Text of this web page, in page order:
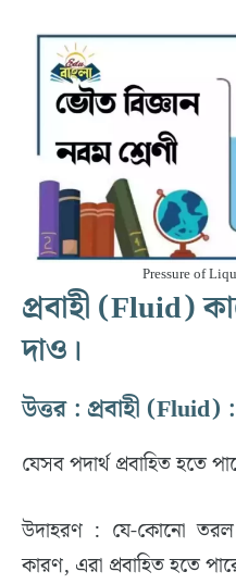
Pressure of
প্রবাহী (Fluid)
দাও।
উত্তর : প্রবাহী (Fluid) :
যেসব পদার্থ প্রবাহিত হতে
উদাহরণ : যে-কোনো তরল
কারণ, এরা প্রবাহিত হতে